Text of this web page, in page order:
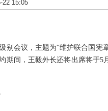
22 15:05
会议，主题为“维护联合国宪
间，王毅外长还将出席将于5